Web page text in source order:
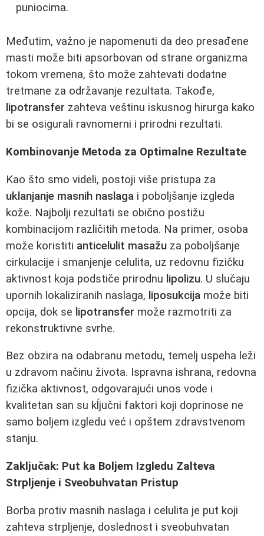
puniocima.
Međutim, važno je napomenuti da deo presađene
masti može biti apsorbovan od strane organizma
tokom vremena, što može zahtevati dodatne
tretmane za održavanje rezultata. Takođe,
lipotransfer zahteva veštinu iskusnog hirurga kako
bi se osigurali ravnomerni i prirodni rezultati.
Kombinovanje Metoda za Optimalne Rezultate
Kao što smo videli, postoji više pristupa za
uklanjanje masnih naslaga i poboljšanje izgleda
kože. Najbolji rezultati se obično postižu
kombinacijom različitih metoda. Na primer, osoba
može koristiti anticelulit masažu za poboljšanje
cirkulacije i smanjenje celulita, uz redovnu fizičku
aktivnost koja podstiče prirodnu lipolizu. U slučaju
upornih lokaliziranih naslaga, liposukcija može biti
opcija, dok se lipotransfer može razmotriti za
rekonstruktivne svrhe.
Bez obzira na odabranu metodu, temelj uspeha leži
u zdravom načinu života. Ispravna ishrana, redovna
fizička aktivnost, odgovarajući unos vode i
kvalitetan san su kĺjučni faktori koji doprinose ne
samo boljem izgledu već i opštem zdravstvenom
stanju.
Zaključak: Put ka Boljem Izgledu Zalteva
Strpljenje i Sveobuhvatan Pristup
Borba protiv masnih naslaga i celulita je put koji
zahteva strpljenje, doslednost i sveobuhvatan